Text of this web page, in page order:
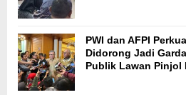
PWI dan AFPI
Didorong Jadi
Publik Lawan Pinjol